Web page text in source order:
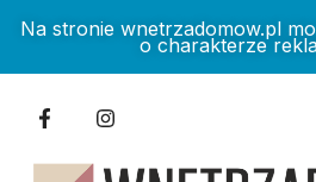
Na stronie wnetrzadomow.pl
o charakterze